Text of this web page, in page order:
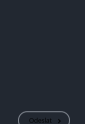
Odeslat